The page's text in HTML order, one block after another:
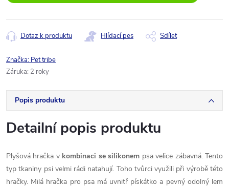
Dotaz k produktu Hlídací pes Sdílet
Značka: Pet tribe
Záruka: 2 roky
Popis produktu
Detailní popis produktu
Plyšová hračka vkombinaci se silikonem psa velice zábavná. Tento
typ tkaniny psi velmi rádi natahují. Toho tvůrci využili při výrobě této
hračky. Milá hračka pro psa má uvnitř pískátko a pevný odolný lem